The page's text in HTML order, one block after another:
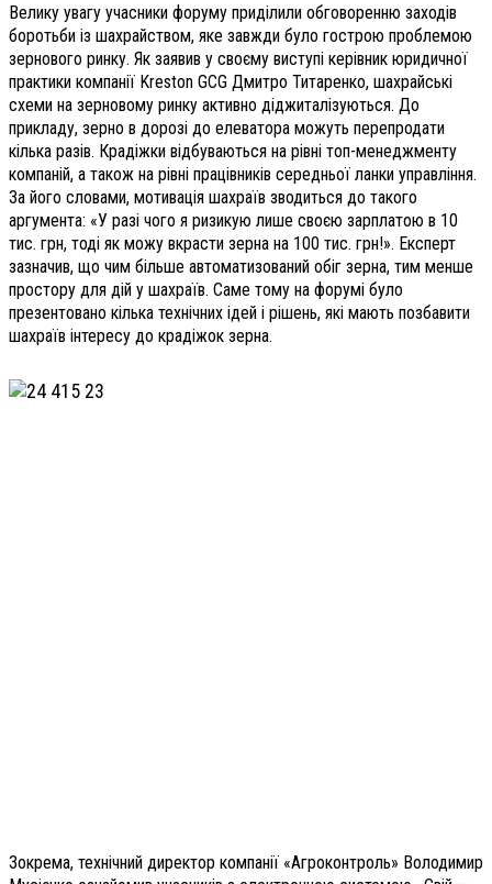
Велику увагу учасники форуму приділили обговоренню заходів
боротьби із шахрайством, яке завжди було гострою проблемою
зернового ринку. Як заявив у своєму виступі керівник юридичної
практики компанії Kreston GCG Дмитро Титаренко, шахрайські
схеми на зерновому ринку активно діджиталізуються. До
прикладу, зерно в дорозі до елеватора можуть перепродати
кілька разів. Крадіжки відбуваються на рівні топ-менеджменту
компаній, а також на рівні працівників середньої ланки управління.
За його словами, мотивація шахраїв зводиться до такого
аргумента: «У разі чого я ризикую лише своєю зарплатою в 10
тис. грн, тоді як можу вкрасти зерна на 100 тис. грн!». Експерт
зазначив, що чим більше автоматизований обіг зерна, тим менше
простору для дій у шахраїв. Саме тому на форумі було
презентовано кілька технічних ідей і рішень, які мають позбавити
шахраїв інтересу до крадіжок зерна.
Зокрема, технічний директор компанії «Агроконтроль» Володимир